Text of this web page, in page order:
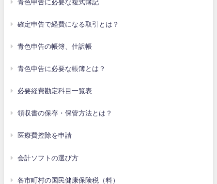
青色申告に必要な複式簿記
確定申告で経費になる取引とは？
青色申告の帳簿、仕訳帳
青色申告に必要な帳簿とは？
必要経費勘定科目一覧表
領収書の保存・保管方法とは？
医療費控除を申請
会計ソフトの選び方
各市町村の国民健康保険税（料）